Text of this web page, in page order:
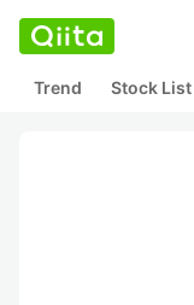
Trend Stock List